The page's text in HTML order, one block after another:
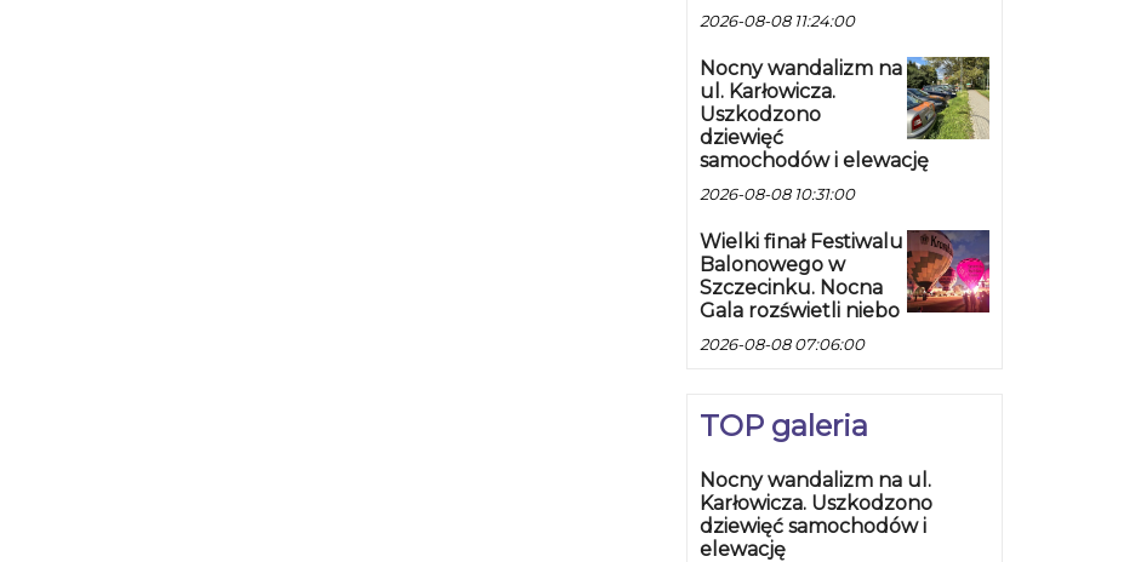
2026-08-08 11:24:00
Nocny wandalizm na
ul. Karłowicza.
Uszkodzono
dziewięć
samochodów i elewację
2026-08-08 10:31:00
Wielki finał Festiwalu
Balonowego w
Szczecinku. Nocna
Gala rozświetli niebo
2026-08-08 07:06:00
TOP galeria
Nocny wandalizm na ul.
Karłowicza. Uszkodzono
dziewięć samochodów i
elewację